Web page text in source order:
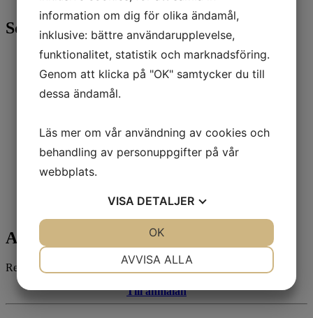
Sortiment
Alla produkter
1700-tals porslin på Katrinetorp
Sommar 2026
Antikt kinesiskt porslin & keramik
Antika mattor
Antika kinesiska möbler
Japan, Antikt
Götheborgsporslinet & Brickor
Anmäl dig till vårt nyhetsbrev!
Registrera dig på vårt nyhetsbrev för att få de senaste nyheterna.
Till anmälan
information om dig för olika ändamål,
inklusive: bättre användarupplevelse,
funktionalitet, statistik och marknadsföring.
Genom att klicka på "OK" samtycker du till
dessa ändamål.
Läs mer om vår användning av cookies och
behandling av personuppgifter på vår
webbplats.
VISA DETALJER
MARKNADSFÖRING STATISTIK
AVVISA ALLA
OK